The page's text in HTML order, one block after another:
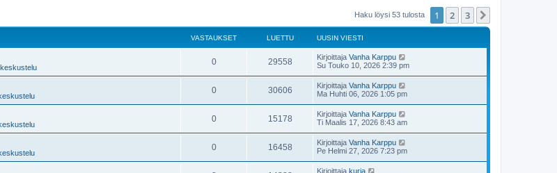
Haku löysi 53 tulosta 1 2 3
VASTAUKSET LUETTU UUSIN VIESTI
0 29558 Kirjoittaja Vanha Karppu
Su Touko 10, 2026 2:39 pm
0 30606 Kirjoittaja Vanha Karppu
Ma Huhti 06, 2026 1:05 pm
0 15178 Kirjoittaja Vanha Karppu
Ti Maalis 17, 2026 8:43 am
0 16458 Kirjoittaja Vanha Karppu
Pe Helmi 27, 2026 7:23 pm
Kirjoittaja kurja